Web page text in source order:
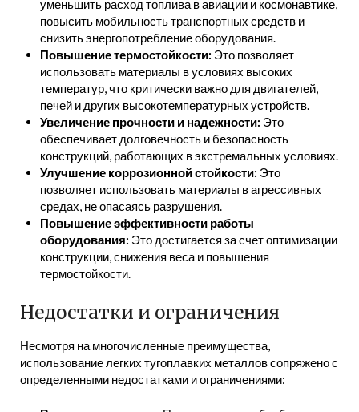
уменьшить расход топлива в авиации и космонавтике,
повысить мобильность транспортных средств и
снизить энергопотребление оборудования.
Повышение термостойкости: Это позволяет
использовать материалы в условиях высоких
температур, что критически важно для двигателей,
печей и других высокотемпературных устройств.
Увеличение прочности и надежности: Это
обеспечивает долговечность и безопасность
конструкций, работающих в экстремальных условиях.
Улучшение коррозионной стойкости: Это
позволяет использовать материалы в агрессивных
средах, не опасаясь разрушения.
Повышение эффективности работы
оборудования: Это достигается за счет оптимизации
конструкции, снижения веса и повышения
термостойкости.
Недостатки и ограничения
Несмотря на многочисленные преимущества,
использование легких тугоплавких металлов сопряжено с
определенными недостатками и ограничениями: